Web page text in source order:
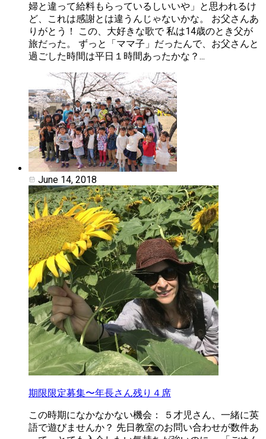
婦と違って給料もらっているしいいや」と思われるけ
ど、これは感謝とは違うんじゃないかな。 お父さんあ
りがとう！ この、大好きな歌で 私は14歳のとき父が
旅だった。 ずっと「ママ子」だったんで、お父さんと
過ごした時間は平日１時間あったかな？...
June 14, 2018
期限限定募集〜年長さん残り４席
この時期になかなかない機会： ５才児さん、一緒に英
語で遊びませんか？ 先日教室のお問い合わせが数件あ